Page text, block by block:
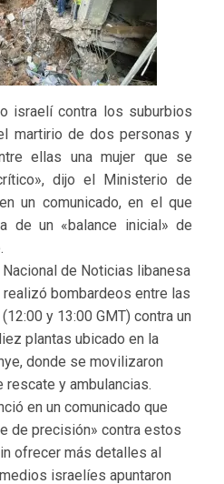
israelí contra los suburbios
martirio de dos personas y
ellas una mujer que se
dijo el Ministerio de
un comunicado, en el que
de un «balance inicial» de
de Noticias libanesa
bombardeos entre las
y 13:00 GMT) contra un
plantas ubicado en la
donde se movilizaron
y ambulancias.
en un comunicado que
de precisión» contra estos
ofrecer más detalles al
israelíes apuntaron